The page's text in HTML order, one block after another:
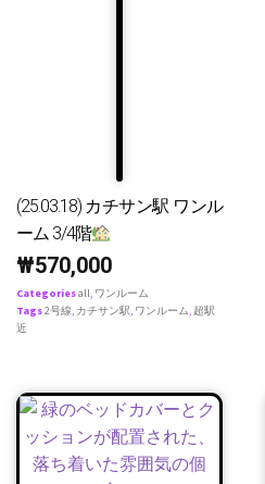
(25.03.18) カチサン駅 ワンル
ーム 3/4階
₩570,000
Categoriesall, ワンルーム
Tags2号線, カチサン駅, ワンルーム, 超駅
近